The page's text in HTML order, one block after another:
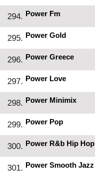
294. Power Fm
295. Power Gold
296. Power Greece
297. Power Love
298. Power Minimix
299. Power Pop
300. Power R&b Hip Hop
301. Power Smooth Jazz